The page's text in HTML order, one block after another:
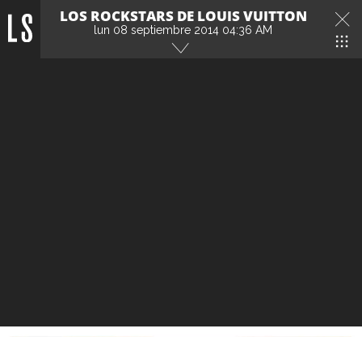
LOS ROCKSTARS DE LOUIS VUITTON
lun 08 septiembre 2014 04:36 AM